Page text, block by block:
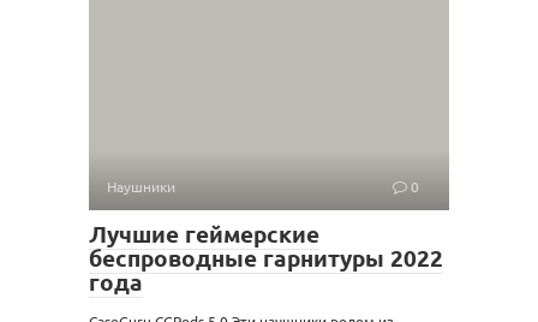
Наушники 0
Лучшие геймерские
беспроводные гарнитуры 2022
года